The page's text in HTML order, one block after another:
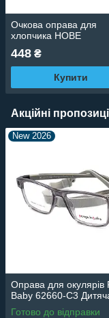
Очкова оправа для
хлопчика НОВЕ
448 ₴
Купити
Акційні
New 2026
Оправа для окулярів
Baby 62660-C3
Готово до відправки